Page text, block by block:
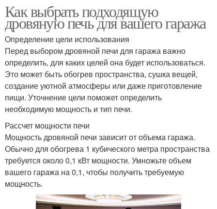
Как выбрать подходящую
дровяную печь для вашего гаража
Определение цели использования
Перед выбором дровяной печи для гаража важно
определить, для каких целей она будет использоваться.
Это может быть обогрев пространства, сушка вещей,
создание уютной атмосферы или даже приготовление
пищи. Уточнение цели поможет определить
необходимую мощность и тип печи.
Рассчет мощности печи
Мощность дровяной печи зависит от объема гаража.
Обычно для обогрева 1 кубического метра пространства
требуется около 0,1 кВт мощности. Умножьте объем
вашего гаража на 0,1, чтобы получить требуемую
мощность.